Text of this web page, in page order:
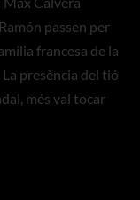
passen per
francesa de la
presència del tió
més val tocar